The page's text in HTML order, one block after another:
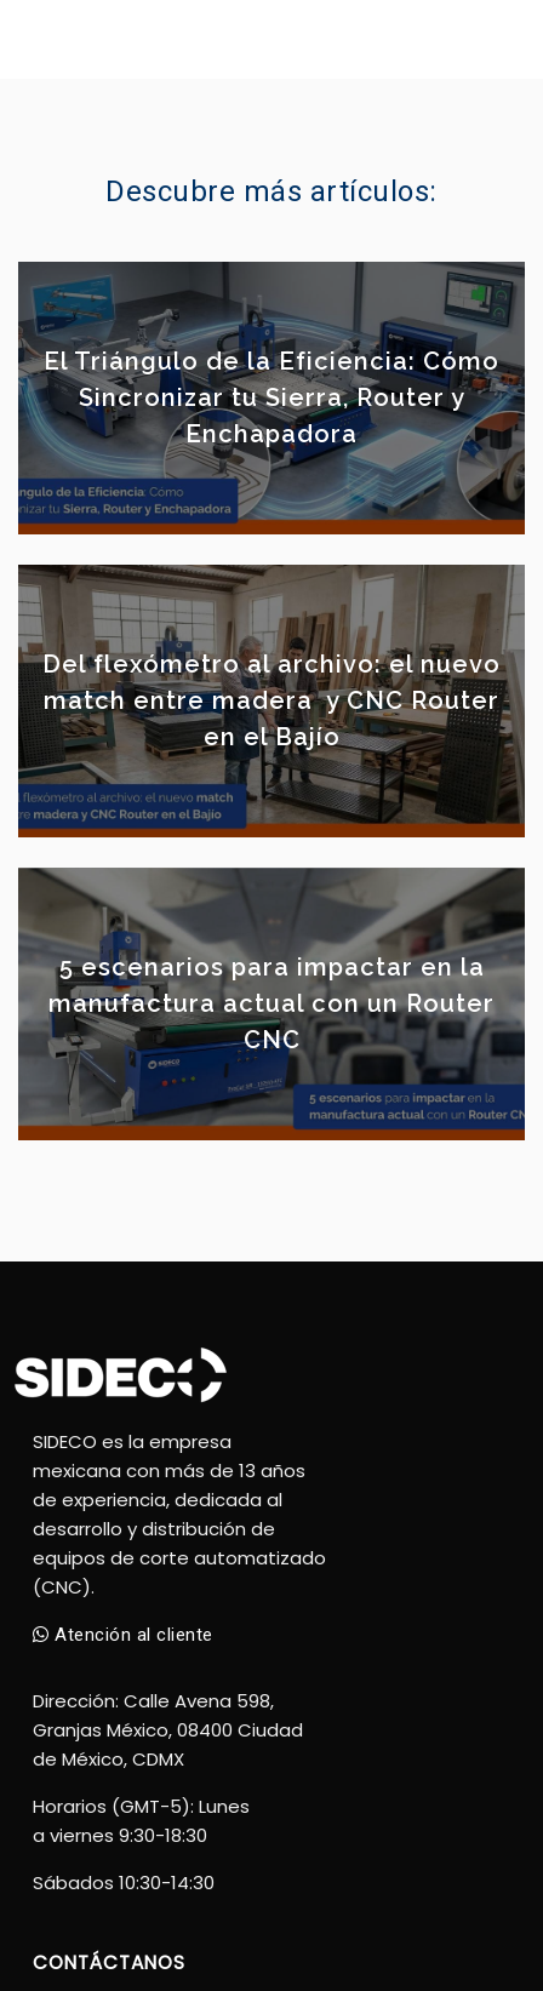
Descubre más artículos:
El Triángulo de la Eficiencia: Cómo
Sincronizar tu Sierra, Router y
Enchapadora
Del flexómetro al archivo: el nuevo
match entre madera y CNC Router
en el Bajío
5 escenarios para impactar en la
manufactura actual con un Router
CNC
SIDECO es la empresa
mexicana con más de 13 años
de experiencia, dedicada al
desarrollo y distribución de
equipos de corte automatizado
(CNC).
Atención al cliente
Dirección: Calle Avena 598,
Granjas México, 08400 Ciudad
de México, CDMX
Horarios (GMT-5): Lunes
a viernes 9:30-18:30
Sábados 10:30-14:30
CONTÁCTANOS